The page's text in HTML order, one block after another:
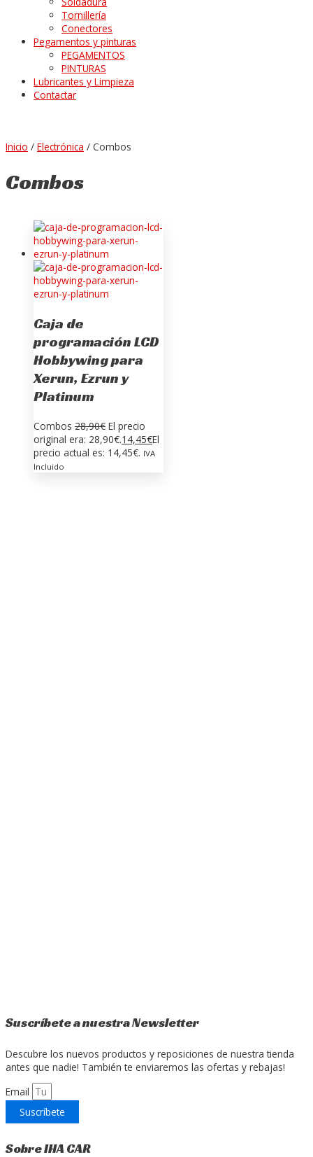
Tornillería
Conectores
Pegamentos y pinturas
PEGAMENTOS
PINTURAS
Lubricantes y Limpieza
Contactar
Inicio / Electrónica / Combos
Combos
Caja de
programación LCD
Hobbywing para
Xerun, Ezrun y
Platinum
Combos 28,90€ El precio
original era: 28,90€.14,45€El
precio actual es: 14,45€. IVA
Incluido
Suscríbete a nuestra Newsletter
Descubre los nuevos productos y reposiciones de nuestra tienda
antes que nadie! También te enviaremos las ofertas y rebajas!
Email
Suscríbete
Sobre IHA CAR